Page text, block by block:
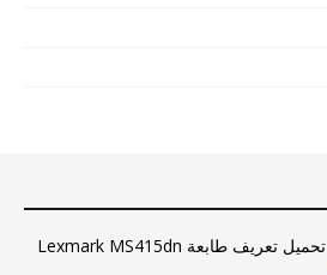
تحميل تعريف طابعة Lexmark MS415dn